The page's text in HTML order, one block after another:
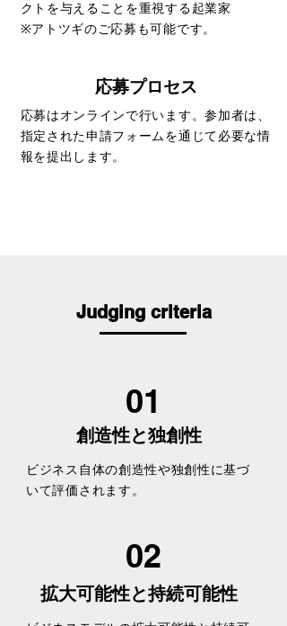
tourism industry. Furthermore, it holds
the potential to generate novel business
arts, and leisure industry that can
holistically address societal issues and
facilitate its growth, we have organized
クトを与えることを重視する起業家
※アトツギのご応募も可能です。
応募プロセス
応募はオンラインで行います。参加者は、
指定された申請フォームを通じて必要な情
報を提出します。
Judging criteria
01
創造性と独創性
ビジネス自体の創造性や独創性に基づ
いて評価されます。
02
拡大可能性と持続可能性